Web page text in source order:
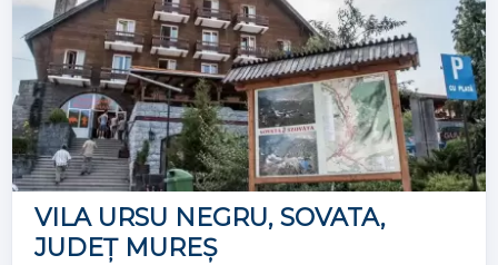
VILA URSU NEGRU, SOVATA,
JUDEȚ MUREȘ